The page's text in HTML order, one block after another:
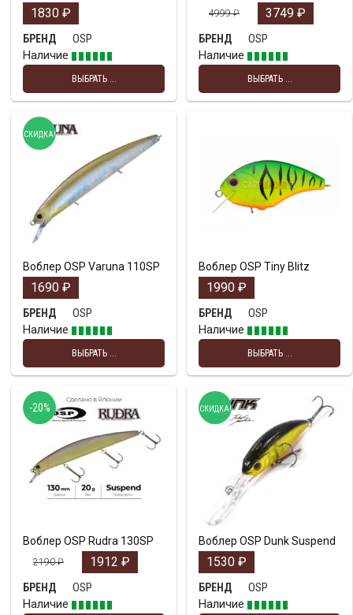
1830 ₽
БРЕНД
OSP
Наличие
ВЫБРАТЬ ...
4999₽ 3749 ₽
БРЕНД
OSP
Наличие
ВЫБРАТЬ ...
Воблер OSP Varuna 110SP
1690 ₽
БРЕНД
OSP
Наличие
ВЫБРАТЬ ...
СКИДКА!
Воблер OSP Tiny Blitz
1990 ₽
БРЕНД
OSP
Наличие
ВЫБРАТЬ ...
Воблер OSP Rudra 130SP
2190₽ 1912 ₽
БРЕНД
OSP
Наличие
-20%
Воблер OSP Dunk Suspend
1530 ₽
БРЕНД
OSP
Наличие
СКИДКА!